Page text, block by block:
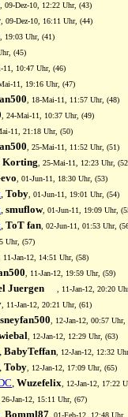
, 09-Dez-10, 12:22 Uhr, (43)
, 09-Dez-10, 16:11 Uhr, (44)
19:03 Uhr, (41)
(45)
11, 10:47 Uhr, (46)
11, 19:16 Uhr, (47)
, 18-Mai-11, 11:57 Uhr, (48)
, 24-Mai-11, 10:37 Uhr, (49)
11, 21:18 Uhr, (50)
, 25-Mai-11, 11:52 Uhr, (51)
Korting , 25-Mai-11, 12:23 Uhr,
, 01-Jun-11, 18:30 Uhr, (53)
, Toby , 01-Jun-11, 19:01 Uhr, (54)
, smuflow, 01-Jun-11, 19:09 Uhr,
, ToT fan , 02-Jun-11, 01:53 Uhr,
Uhr, (57)
, 11-Jan-12, 14:51 Uhr, (58)
, 11-Jan-12, 19:59 Uhr, (59)
Juergen , 11-Jan-12, 20:20
, 11-Jan-12, 20:21 Uhr, (61)
, 12-Jan-12, 00:57 Uhr,
, 12-Jan-12, 12:29 Uhr, (63)
, BabyTeffan , 12-Jan-12, 12:32
, Toby , 12-Jan-12, 17:09 Uhr, (65)
, Wuzefelix , 12-Jan-12, 17:22
, 26-Jan-12, 15:11 Uhr, (67)
, Bomml87 , 01-Feb-12, 12:48 Uhr,